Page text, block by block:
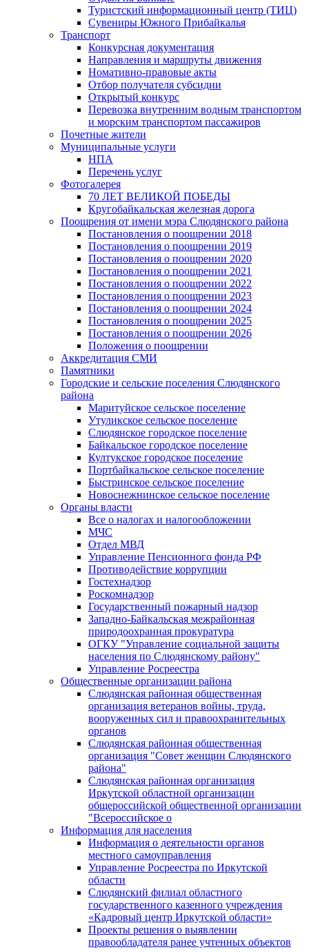
Туристский информационный центр (ТИЦ)
Сувениры Южного Прибайкалья
Транспорт
Конкурсная документация
Направления и маршруты движения
Номативно-правовые акты
Отбор получателя субсидии
Открытый конкурс
Перевозка внутренним водным транспортом
и морским транспортом пассажиров
Почетные жители
Муниципальные услуги
НПА
Перечень услуг
Фотогалерея
70 ЛЕТ ВЕЛИКОЙ ПОБЕДЫ
Кругобайкальская железная дорога
Поощрения от имени мэра Слюдянского района
Постановления о поощрении 2018
Постановления о поощрении 2019
Постановления о поощрении 2020
Постановления о поощрении 2021
Постановления о поощрении 2022
Постановления о поощрении 2023
Постановления о поощрении 2024
Постановления о поощрении 2025
Постановления о поощрении 2026
Положения о поощрении
Аккредитация СМИ
Памятники
Городские и сельские поселения Слюдянского
района
Маритуйское сельское поселение
Утуликское сельское поселение
Слюдянское городское поселение
Байкальское городское поселение
Култукское городское поселение
Портбайкальское сельское поселение
Быстринское сельское поселение
Новоснежнинское сельское поселение
Органы власти
Все о налогах и налогообложении
МЧС
Отдел МВД
Управление Пенсионного фонда РФ
Противодействие коррупции
Гостехнадзор
Роскомнадзор
Государственный пожарный надзор
Западно-Байкальская межрайонная
природоохранная прокуратура
ОГКУ "Управление социальной защиты
населения по Слюдянскому району"
Управление Росреестра
Общественные организации района
Слюдянская районная общественная
организация ветеранов войны, труда,
вооруженных сил и правоохранительных
органов
Слюдянская районная общественная
организация "Совет женщин Слюдянского
района"
Слюдянская районная организация
Иркутской областной организации
общероссийской общественной организации
"Всероссийское о
Информация для населения
Информация о деятельности органов
местного самоуправления
Управление Росреестра по Иркутской
области
Слюдянский филиал областного
государственного казенного учреждения
«Кадровый центр Иркутской области»
Проекты решения о выявлении
правообладателя ранее учтенных объектов